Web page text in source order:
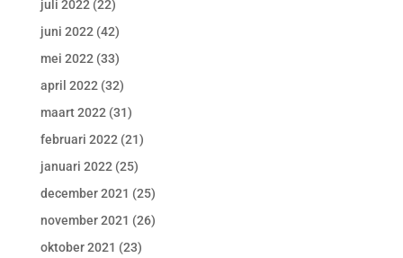
juli 2022(22)
juni 2022(42)
mei 2022(33)
april 2022(32)
maart 2022(31)
februari 2022(21)
januari 2022(25)
december 2021 (25)
november 2021 (26)
oktober 2021 (23)